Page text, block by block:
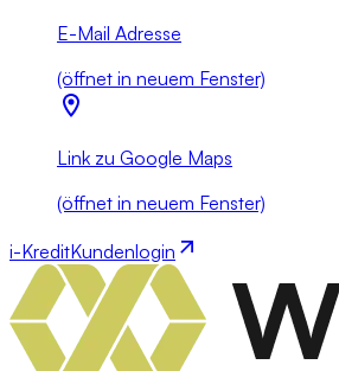
E-Mail Adresse
(öffnet in neuem Fenster)
Link zu Google Maps
(öffnet in neuem Fenster)
i-KreditKundenlogin